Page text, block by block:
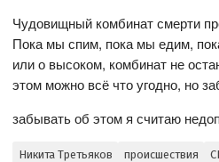
Чудовищный комбинат смерти
Пока мы спим, пока мы едим,
или о высоком, комбинат не
этом можно всё что угодно, но
забывать об этом я считаю
Никита Третьяков происшествия